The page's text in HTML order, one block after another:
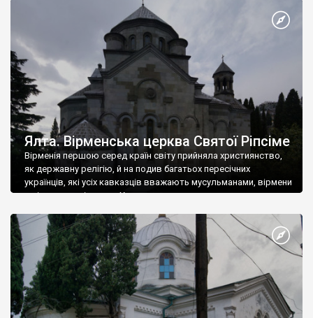
Херсонесі Володимир-язичник, став Василем-християнином.
А потім було Хрещення Русі. На честь Херсонесу Таврійського
Ялта. Вірменська церква Святої Ріпсіме
Вірменія першою серед країн світу прийняла християнство,
як державну релігію, й на подив багатьох пересічних
українців, які усіх кавказців вважають мусульманами, вірмени
є відданими вірянами Христа